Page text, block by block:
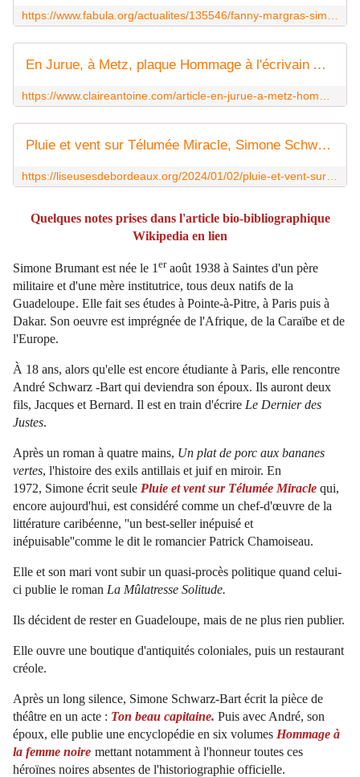
En Jurue, à Metz, plaque Hommage à l'écrivain André Schwarz-Bart, sur le seuil de sa maison natale; lien wikipedia.org pour la bio-bibliographie de l'auteur - Le blog de claire
Pluie et vent sur Télumée Miracle, Simone Schwarz-Bart
Quelques notes prises dans l'article bio-bibliographique
Wikipedia en lien
Simone Brumant est née le 1 eraoût 1938 à Saintes d'un père
militaire et d'une mère institutrice, tous deux natifs de la
Guadeloupe. Elle fait ses études à Pointe-à-Pitre, à Paris puis à
Dakar. Son oeuvre est imprégnée de l'Afrique, de la Caraïbe et de
l'Europe.
À 18 ans, alors qu'elle est encore étudiante à Paris, elle rencontre
André Schwarz -Bart qui deviendra son époux. Ils auront deux
fils, Jacques et Bernard. Il est en train d'écrire Le Dernier des
Justes.
Après un roman à quatre mains, Un plat de porc aux bananes
vertes, l'histoire des exils antillais et juif en miroir. En
1972, Simone écrit seule Pluie et vent sur Télumée Miracle qui,
encore aujourd'hui, est considéré comme un chef-d'œuvre de la
littérature caribéenne, ''un best-seller inépuisé et
inépuisable''comme le dit le romancier Patrick Chamoiseau.
Elle et son mari vont subir un quasi-procès politique quand celui-
ci publie le roman La Mûlatresse Solitude.
Ils décident de rester en Guadeloupe, mais de ne plus rien publier.
Elle ouvre une boutique d'antiquités coloniales, puis un restaurant
créole.
Après un long silence, Simone Schwarz-Bart écrit la pièce de
théâtre en un acte : Ton beau capitaine. Puis avec André, son
époux, elle publie une encyclopédie en six volumes Hommage à
la femme noire mettant notamment à l'honneur toutes ces
héroïnes noires absentes de l'historiographie officielle.